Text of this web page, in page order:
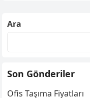
Ara
Son Gönderiler
Ofis Taşıma Fiyatları